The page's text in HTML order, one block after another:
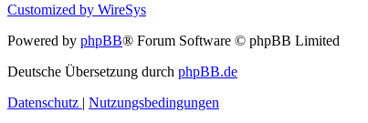
Customized by WireSys
Powered by phpBB® Forum Software © phpBB Limited
Deutsche Übersetzung durch phpBB.de
Datenschutz | Nutzungsbedingungen